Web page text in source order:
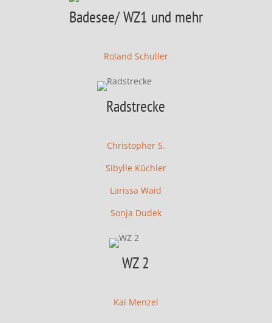
Badesee/ WZ1 und mehr
Roland Schuller
Radstrecke
Christopher S.
Sibylle Küchler
Larissa Waid
Sonja Dudek
WZ 2
Kai Menzel